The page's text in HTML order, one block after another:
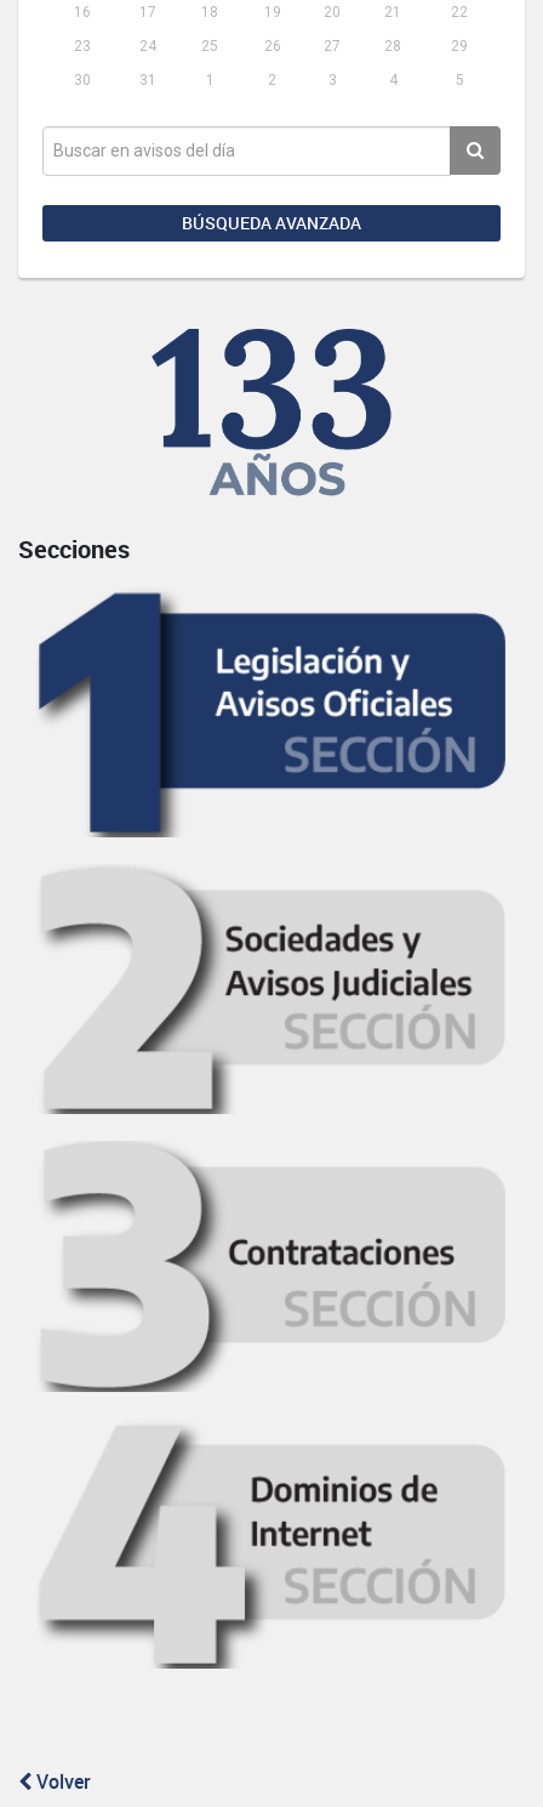
16
17 18 19 20 21
22
23
24 25 26 27 28
29
30
31 1 2 3 4 5
BÚSQUEDA AVANZADA
Secciones
Volver